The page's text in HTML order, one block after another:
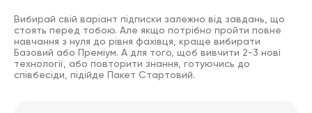
Вибирай свій варіант підписки залежно від завдань, що
стоять перед тобою. Але якщо потрібно пройти повне
навчання з нуля до рівня фахівця, краще вибирати
Базовий або Преміум. А для того, щоб вивчити 2-3 нові
технології, або повторити знання, готуючись до
співбесіди, підійде Пакет Стартовий.